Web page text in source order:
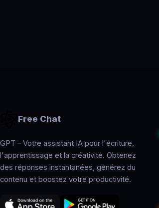
Free Chat
GPT – Votre assistant IA pour l'écriture,
l'apprentissage et la créativité. Obtenez
des réponses instantanées, générez du
contenu et boostez votre productivité.